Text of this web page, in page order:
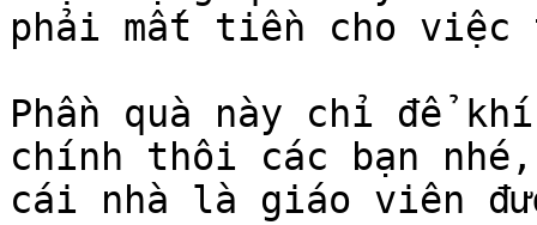
phải mất tiền cho việc
Phần quà này chỉ để
chính thôi các bạn
cái nhà là giáo viên